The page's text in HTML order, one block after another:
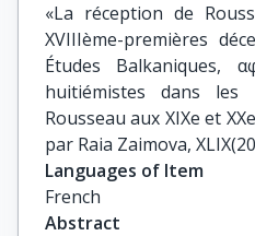
«La réception de
XVIIIème-premières
Études Balkaniques,
huitiémistes dans les
Rousseau aux XIXe et
par Raia Zaimova,
Languages of Item
French
Abstract